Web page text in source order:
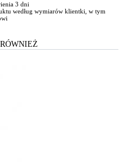
3 dni
według wymiarów klientki, w tym